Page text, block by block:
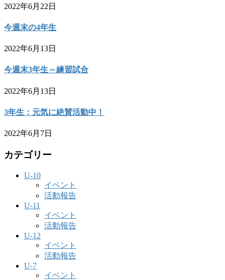
2022年6月22日
今週末の4年生
2022年6月13日
今週末3年生～練習試合
2022年6月13日
3年生：元気に絶賛活動中！
2022年6月7日
カテゴリー
U-10
イベント
活動報告
U-11
イベント
活動報告
U-12
イベント
活動報告
U-7
イベント